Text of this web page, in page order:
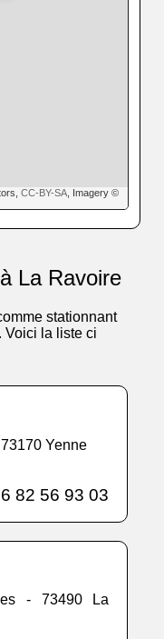
CC-BY-SA , Imagery ©
La Ravoire
stationnant
Voici la liste ci
Yenne
82 56 93 03
- 73490 La